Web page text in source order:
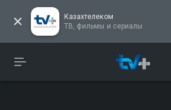
Казахтелеком
ТВ, фильмы и сериалы